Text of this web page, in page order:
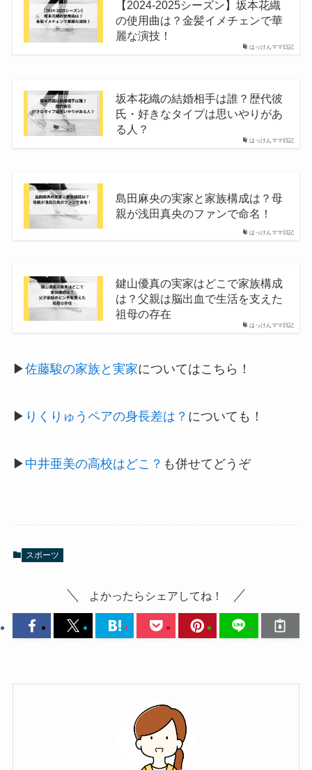
はっけんママ日記
【2024-2025シーズン】坂本花織
の使用曲は？金髪イメチェンで華
麗な演技！
はっけんママ日記
坂本花織の結婚相手は誰？歴代彼
氏・好きなタイプは思いやりがあ
る人？
はっけんママ日記
島田麻央の実家と家族構成は？母
親が浅田真央のファンで命名！
はっけんママ日記
鍵山優真の実家はどこで家族構成
は？父親は脳出血で生活を支えた
祖母の存在
▶佐藤駿の家族と実家についてはこちら！
▶ りくりゅうペアの身長差は？ についても！
▶ 中井亜美の高校はどこ？ も併せてどうぞ
スポーツ
よかったらシェアしてね！